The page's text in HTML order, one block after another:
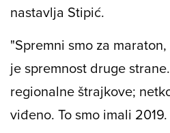
nastavlja Stipić.
"Spremni smo za
je spremnost druge
regionalne štrajkove;
viđeno. To smo imali